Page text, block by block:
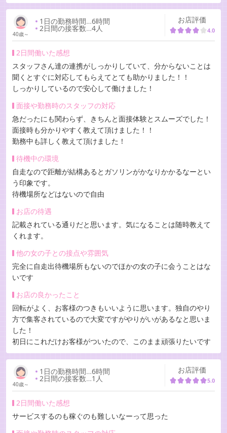
40歳～
1日の勤務時間…6時間
2日間の接客数…4人
お店評価
4.0
2日間働いた感想
スタッフさん達の連携がしっかりしていて、分からないことは
聞くとすぐに対応してもらえてとても助かりました！！
しっかりしているので安心して働けました！
面接や勤務時のスタッフの対応
急だったにも関わらず、きちんと面接体験とスムーズでした！
面接時も分かりやすく教えて頂けました！！
勤務中も詳しく教えて頂けました！
待機中の環境
自走なので距離が結構あるとガソリンがかなりかかるなーとい
う印象です。
待機場所などはないので自由
お店の待遇
記載されている通りだと思います。気になることは随時教えて
くれます。
他の女の子との接点や雰囲気
完全に自走出待機場所もないのでほかの女の子に会うことはな
いです
お店の良かったこと
回転がよく、お客様のつきもいいように思います。独自のやり
方で集客されているので大変ですがやりがいがあるなと思いま
した！
初日にこれだけお客様がついたので、このまま頑張りたいです
40歳～
1日の勤務時間…6時間
2日間の接客数…1人
お店評価
5.0
2日間働いた感想
サービスするのも稼ぐのも難しいなーって思った